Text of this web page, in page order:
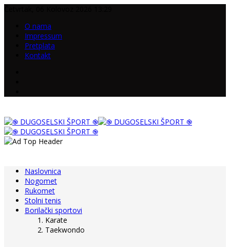
O nama
Impressum
Pretplata
Kontakt
Naslovnica
Nogomet
Rukomet
Stolni tenis
Borilački sportovi
Karate
Taekwondo